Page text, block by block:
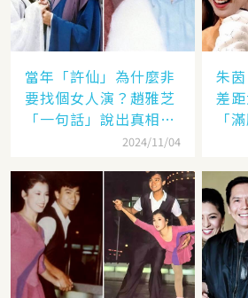
當年「許仙」為什麼非
要找個女人演？趙雅芝
「一句話」說出真相，
網友：葉童太厲害2024/11/04
朱
差
「
到